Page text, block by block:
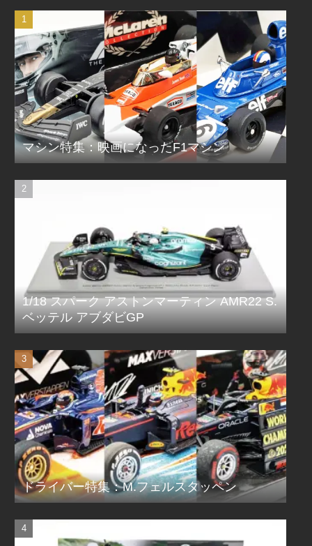
マシン特集：映画になったF1マシン
1/18 スパーク アストンマーティン AMR22 S.
ベッテル アブダビGP
ドライバー特集：M.フェルスタッペン